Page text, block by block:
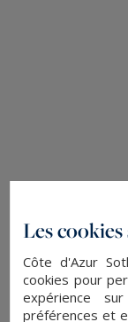
Les Parcs
Les
Côte d'Azur
cookies pour
expérience
préférences et